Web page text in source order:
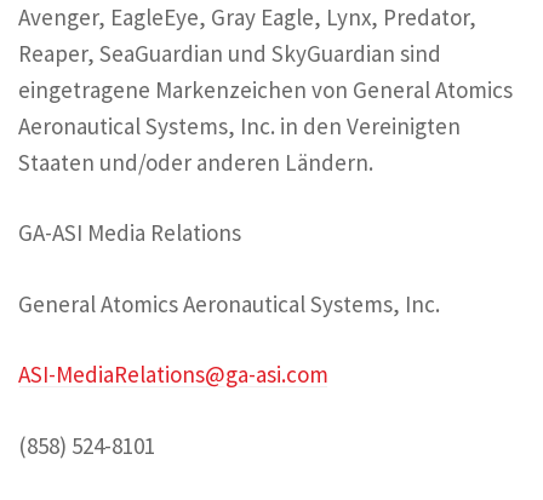
Avenger, EagleEye, Gray Eagle, Lynx, Predator,
Reaper, SeaGuardian und SkyGuardian sind
eingetragene Markenzeichen von General Atomics
Aeronautical Systems, Inc. in den Vereinigten
Staaten und/oder anderen Ländern.
GA-ASI Media Relations
General Atomics Aeronautical Systems, Inc.
ASI-MediaRelations@ga-asi.com
(858) 524-8101